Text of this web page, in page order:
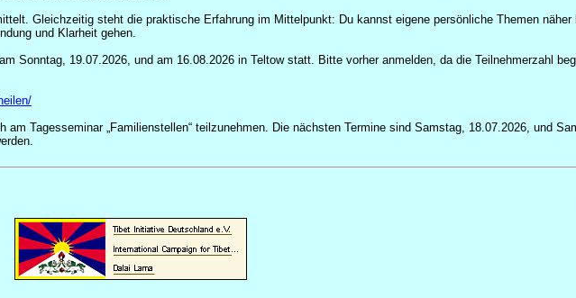
Gleichzeitig steht die praktische Erfahrung im Mittelpunkt: Du kannst eigene persönliche Themen
und Klarheit gehen.
Sonntag, 19.07.2026, und am 16.08.2026 in Teltow statt. Bitte vorher anmelden, da die Teilnehmerzahl
Tagesseminar „Familienstellen“ teilzunehmen. Die nächsten Termine sind Samstag, 18.07.2026, und